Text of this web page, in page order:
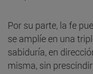
Por su parte, la fe
se amplíe en una
sabiduría, en
misma, sin